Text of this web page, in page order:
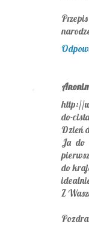
http://
do-
Dzień
Ja do
do
Z